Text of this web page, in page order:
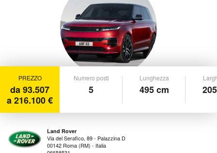
PREZZO
da 93.507
a 216.100 €
Numero posti
5
Lunghezza
495 cm
Land Rover
Via del Serafico, 89 - Palazzina D
00142 Roma (RM) - Italia